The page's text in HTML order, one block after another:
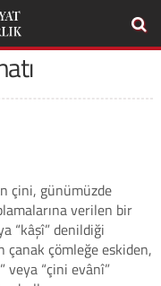
çini, günümüzde
verilen bir
“kâşî” denildiği
çanak çömleğe eskiden,
veya “çini evânî”